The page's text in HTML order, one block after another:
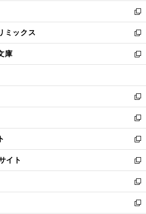
く
で
開
く
ン
ド
ウ
で
開
く
ウ
ィ
ン
ド
ウ
で
開
し
い
ウ
ィ
ン
ド
ウ
開
く
新
し
い
ウ
ィ
ン
ウ
で
開
く
ミックス
新
し
い
ウ
ン
ド
ウ
で
開
く
庫
新
し
ウ
ィ
ン
ド
ウ
で
開
く
新
し
い
ウ
ィ
ン
ド
ウ
で
開
く
新
し
い
ウ
ィ
ン
ド
ウ
で
新
し
い
ウ
ィ
ン
ド
イト
新
し
い
ウ
ィ
新
し
い
新